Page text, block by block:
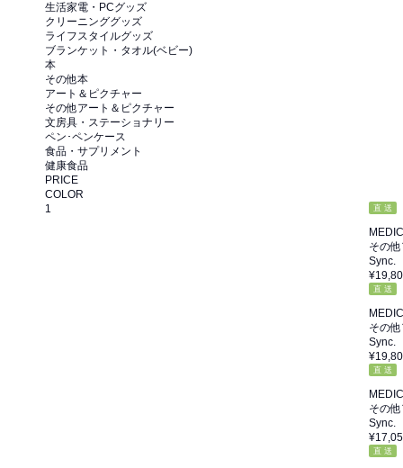
生活家電・PCグッズ
クリーニンググッズ
ライフスタイルグッズ
ブランケット・タオル(ベビー)
本
その他本
アート＆ピクチャー
その他アート＆ピクチャー
文房具・ステーショナリー
ペン･ペンケース
食品・サプリメント
健康食品
PRICE
COLOR
直 送
その
Sync.
直 送
その
Sync.
直 送
その
Sync.
直 送
1